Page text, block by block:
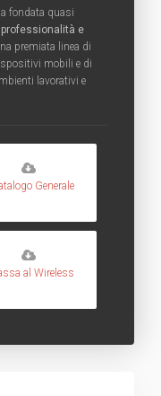
fondata quasi
professionalità e
premiata linea di
mobili e di
lavorativi e
Generale
al Wireless